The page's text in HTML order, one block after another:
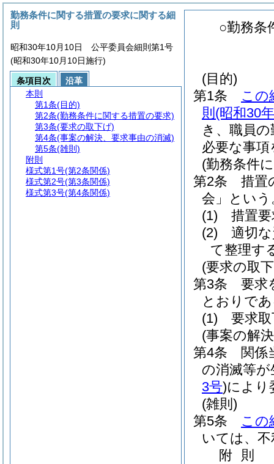
○勤務条
(目的)
第1条
この
則 (昭和30
き、職員
必要な事
(勤務条件
第2条
措置
会」という
(1)
措置
(2)
適切
て整理す
(要求の取
第3条
要求
とおりで
(1)
要求
(事案の解
第4条
関係
の消滅等
3号)により
(雑則)
第5条
この
いては、
附 則
勤務条件に関する措置の要求に関する細
則
昭和30年10月10日 公平委員会細則第1号
(昭和30年10月10日施行)
条項目次
沿革
本則
第1条(目的)
第2条(勤務条件に関する措置の要求)
第3条(要求の取下げ)
第4条(事案の解決、要求事由の消滅)
第5条(雑則)
附則
様式第1号(第2条関係)
様式第2号(第3条関係)
様式第3号(第4条関係)